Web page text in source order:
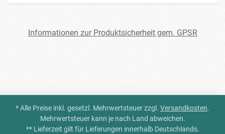
Informationen zur Produktsicherheit gem. GPSR
* Alle Preise inkl. gesetzl. Mehrwertsteuer zzgl. Versandkosten.
Mehrwertsteuer kann je nach Land abweichen.
** Lieferzeit gilt für Lieferungen innerhalb Deutschlands.